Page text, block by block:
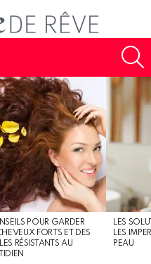
POUR GARDER
FORTS ET DES
RÉSISTANTS AU
LES
LES
PEAU